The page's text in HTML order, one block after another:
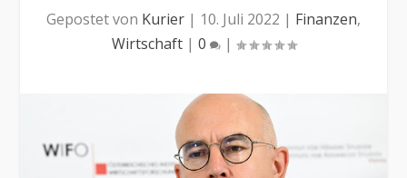
Gepostet von Kurier | 10. Juli 2022 | Finanzen,
Wirtschaft| 0 |